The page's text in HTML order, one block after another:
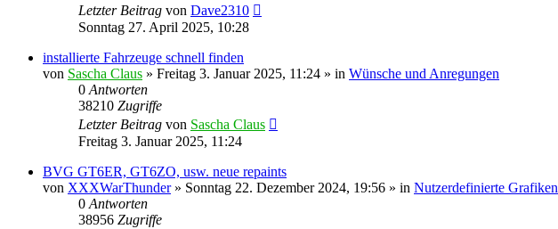
Letzter Beitrag von Dave2310
Sonntag 27. April 2025, 10:28
installierte Fahrzeuge schnell finden
von Sascha Claus » Freitag 3. Januar 2025, 11:24 » in Wünsche und Anregungen
0 Antworten
38210 Zugriffe
Letzter Beitrag von Sascha Claus
Freitag 3. Januar 2025, 11:24
BVG GT6ER, GT6ZO, usw. neue repaints
von XXXWarThunder» Sonntag 22. Dezember 2024, 19:56 » in Nutzerdefinierte Grafiken
0 Antworten
38956 Zugriffe